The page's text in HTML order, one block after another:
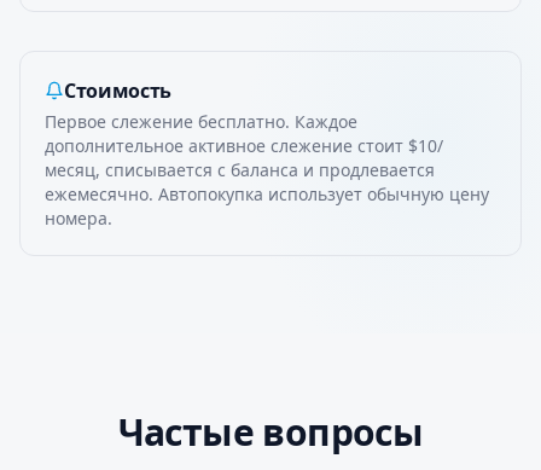
Стоимость
Первое слежение бесплатно. Каждое
дополнительное активное слежение стоит $10/
месяц, списывается с баланса и продлевается
ежемесячно. Автопокупка использует обычную цену
номера.
Частые вопросы